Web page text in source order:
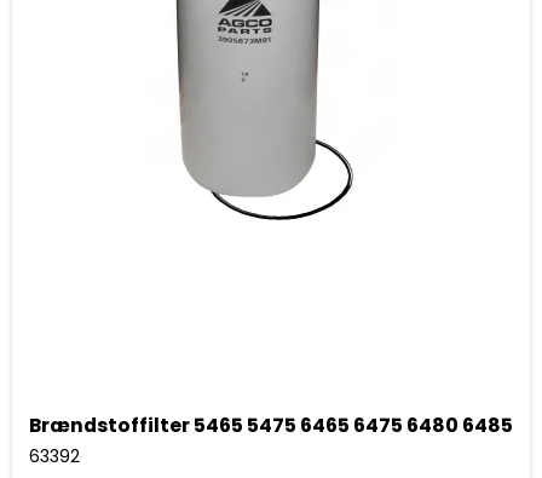
Brændstoffilter 5465 5475 6465 6475 6480 6485
63392